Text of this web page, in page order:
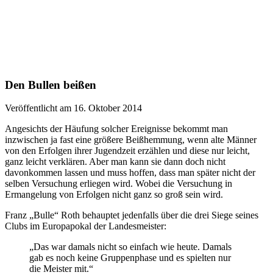
Den Bullen beißen
Veröffentlicht am 16. Oktober 2014
Angesichts der Häufung solcher Ereignisse bekommt man
inzwischen ja fast eine größere Beißhemmung, wenn alte Männer
von den Erfolgen ihrer Jugendzeit erzählen und diese nur leicht,
ganz leicht verklären. Aber man kann sie dann doch nicht
davonkommen lassen und muss hoffen, dass man später nicht der
selben Versuchung erliegen wird. Wobei die Versuchung in
Ermangelung von Erfolgen nicht ganz so groß sein wird.
Franz „Bulle“ Roth behauptet jedenfalls über die drei Siege seines
Clubs im Europapokal der Landesmeister:
„Das war damals nicht so einfach wie heute. Damals
gab es noch keine Gruppenphase und es spielten nur
die Meister mit.“